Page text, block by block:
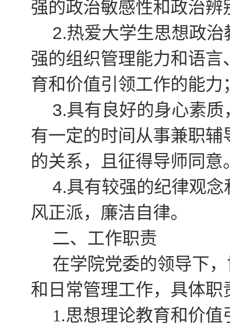
强的政治敏感性和政治辨
2.热爱大学生思想政
强的组织管理能力和语
育和价值引领工作的能力
3.具有良好的身心素质
有一定的时间从事兼职辅
的关系，且征得导师同意
4.具有较强的纪律观
风正派，廉洁自律。
二、工作职责
在学院党委的领导下
和日常管理工作，具体职
1.思想理论教育和价